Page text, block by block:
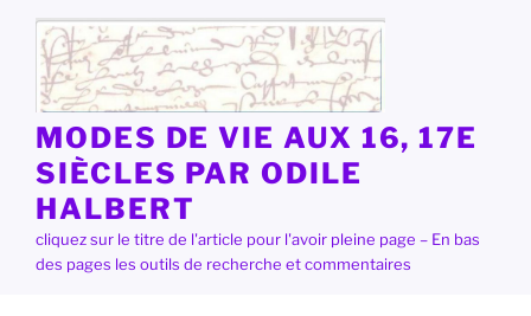
contenu
principal
MODES DE VIE AUX 16, 17E
SIÈCLES PAR ODILE
HALBERT
cliquez sur le titre de l'article pour l'avoir pleine page – En bas
des pages les outils de recherche et commentaires